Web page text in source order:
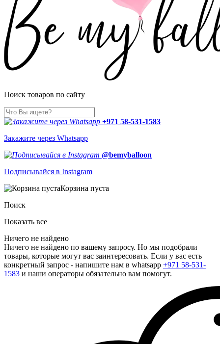
Поиск товаров по сайту
+971 58-531-1583
Закажите через Whatsapp
@bemyballoon
Подписывайся в Instagram
Корзина пуста
Поиск
Показать все
Ничего не найдено
Ничего не найдено по вашему запросу. Но мы подобрали
товары, которые могут вас заинтересовать. Если у вас есть
конкретный запрос - напишите нам в whatsapp +971 58-531-
1583 и наши операторы обязательно вам помогут.